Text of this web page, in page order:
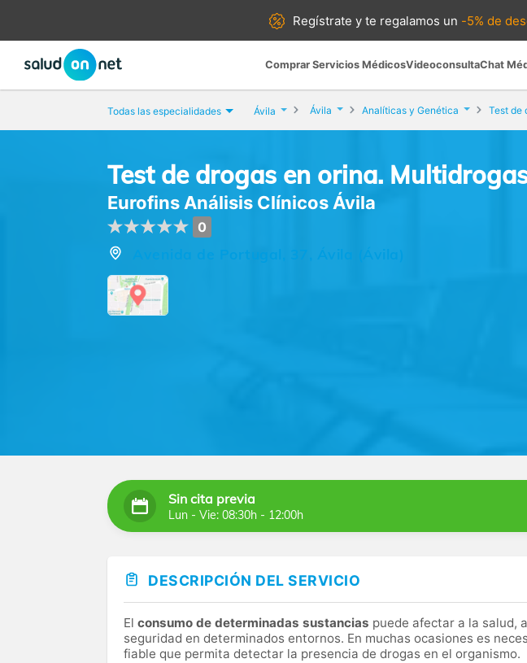
Regístrate yte regalamos un -5% de
Comprar Servicios MédicosVideoconsultaChat
Todas las especialidades Ávila Ávila Analíticas y Genética
Test de drogas en orina.
Eurofins Análisis Clínicos Ávila
0
Avenida de Portugal, 37, Ávila (Ávila)
Sin cita previa
Lun - Vie: 08:30h - 12:00h
DESCRIPCIÓN DEL SERVICIO
El consumo de determinadas sustancias puede afectar a la salud,
seguridad en determinados entornos. En muchas ocasiones es
fiable que permita detectar la presencia de drogas en el organismo.